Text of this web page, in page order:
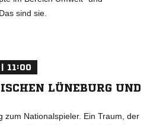
sind sie.
11:00
LÜNEBURG UND
zum Nationalspieler. Ein Traum, der